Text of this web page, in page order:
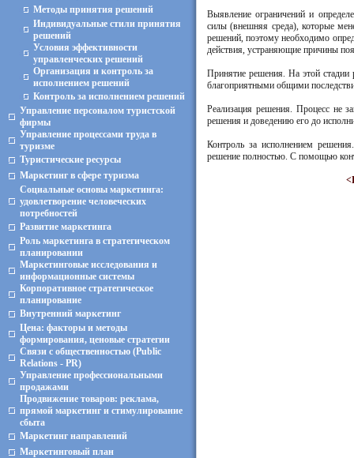
Методы принятия решений
Индивидуальные стили принятия
решений
Условия эффективности
управленческих решений
Организация и контроль за
исполнением решений
Контроль за исполнением решений
Управление персоналом туристской
фирмы
Управление процессами труда в
туризме
Туристические ресурсы
Маркетинг в сфере туризма
Социальные основы маркетинга:
удовлетворение человеческих
потребностей
Развитие маркетинга
Роль маркетинга в стратегическом
планировании
Маркетинговые исследования и
информационные системы
Корпоративное стратегическое
планирование
Внутренний маркетинг
Цена: факторы и методы
формирования, ценовые стратегии
Связи с общественностью (Public
Relations - PR)
Управление профессиональными
продажами
Продвижение товаров: реклама,
прямой маркетинг и стимулирование
сбыта
Маркетинг направлений
Маркетинговый план
Выявление ограничений и
силы (внешняя среда), которые
решений, поэтому необходимо
действия, устраняющие причины
Принятие решения. На этой стадии
благоприятными общими
Реализация решения. Процесс не
решения и доведению его до
Контроль за исполнением
решение полностью. С помощью